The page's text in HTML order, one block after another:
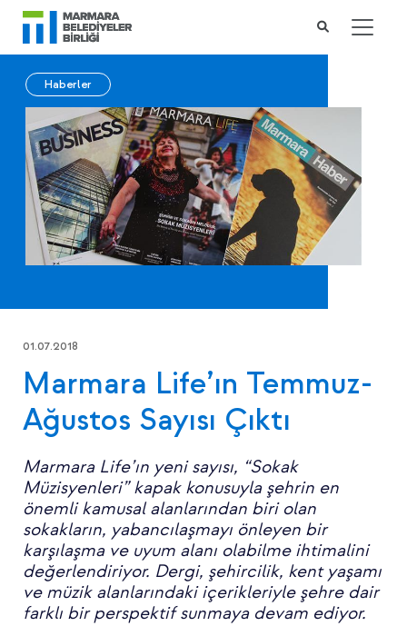
Haberler
01.07.2018
Marmara Life’ın Temmuz-
Ağustos Sayısı Çıktı
Marmara Life’ın yeni sayısı, “Sokak
Müzisyenleri” kapak konusuyla şehrin en
önemli kamusal alanlarından biri olan
sokakların, yabancılaşmayı önleyen bir
karşılaşma ve uyum alanı olabilme ihtimalini
değerlendiriyor. Dergi, şehircilik, kent yaşamı
ve müzik alanlarındaki içerikleriyle şehre dair
farklı bir perspektif sunmaya devam ediyor.